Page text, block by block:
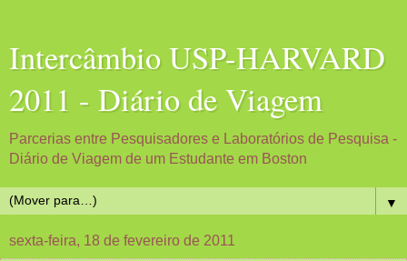
Intercâmbio USP-HARVARD
2011 - Diário de Viagem
Parcerias entre Pesquisadores e Laboratórios de Pesquisa -
Diário de Viagem de um Estudante em Boston
▼
sexta-feira, 18 de fevereiro de 2011